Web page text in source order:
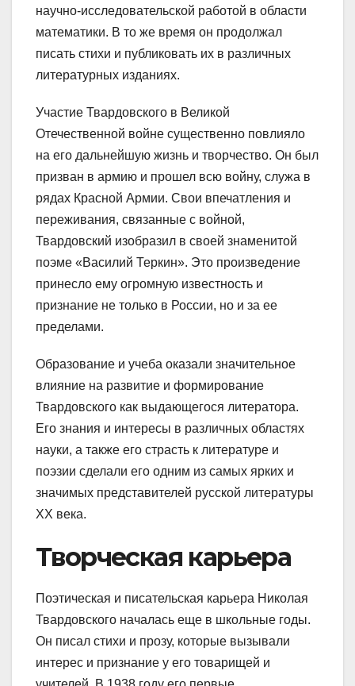
научно-исследовательской работой в области
математики. В то же время он продолжал
писать стихи и публиковать их в различных
литературных изданиях.
Участие Твардовского в Великой
Отечественной войне существенно повлияло
на его дальнейшую жизнь и творчество. Он был
призван в армию и прошел всю войну, служа в
рядах Красной Армии. Свои впечатления и
переживания, связанные с войной,
Твардовский изобразил в своей знаменитой
поэме «Василий Теркин». Это произведение
принесло ему огромную известность и
признание не только в России, но и за ее
пределами.
Образование и учеба оказали значительное
влияние на развитие и формирование
Твардовского как выдающегося литератора.
Его знания и интересы в различных областях
науки, а также его страсть к литературе и
поэзии сделали его одним из самых ярких и
значимых представителей русской литературы
XX века.
Творческая карьера
Поэтическая и писательская карьера Николая
Твардовского началась еще в школьные годы.
Он писал стихи и прозу, которые вызывали
интерес и признание у его товарищей и